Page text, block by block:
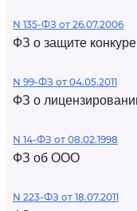
N 135-ФЗ от 26.07.2006
ФЗ о защите
N 99-ФЗ от 04.05.2011
ФЗ о
N 14-ФЗ от 08.02.1998
ФЗ об ООО
N 223-ФЗ от 18.07.2011